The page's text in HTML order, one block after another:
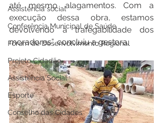
Assistência social
Conferência Municipal de Saúde
Fórum de Desenvolvimento Regional
Projeto Cidadão
Assistência Social
Esporte
Conselho das Cidades
até mesmo alagamentos. Com a
execução dessa obra, estamos
devolvendo a trafegabilidade dos
moradores”, concluiu a gestora.